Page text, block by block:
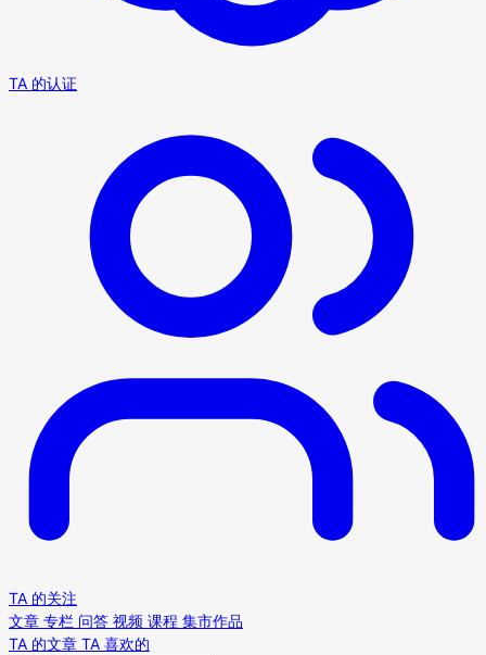
TA 的认证
TA 的关注
文章 专栏 问答 视频 课程 集市作品
TA 的文章 TA 喜欢的